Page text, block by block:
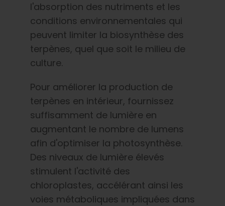
l'absorption des nutriments et les
conditions environnementales qui
peuvent limiter la biosynthèse des
terpènes, quel que soit le milieu de
culture.
Pour améliorer la production de
terpènes en intérieur, fournissez
suffisamment de lumière en
augmentant le nombre de lumens
afin d'optimiser la photosynthèse.
Des niveaux de lumière élevés
stimulent l'activité des
chloroplastes, accélérant ainsi les
voies métaboliques impliquées dans